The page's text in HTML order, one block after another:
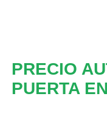
PRECIO
PUERTA